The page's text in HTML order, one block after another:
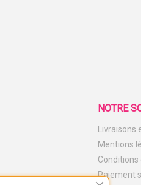
NOTRE
Livraisons
Mentions
Conditions
Paiement